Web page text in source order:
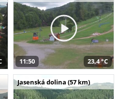
11:50 23,4 °C
Jasenská dolina (57 km)